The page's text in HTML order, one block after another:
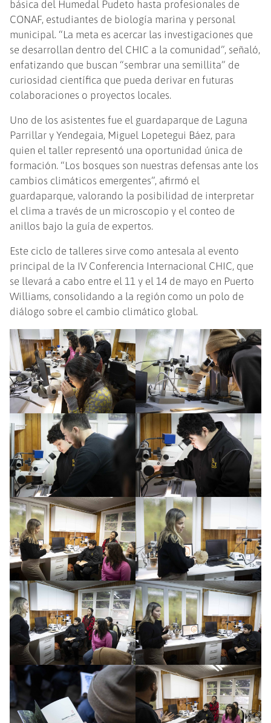
básica del Humedal Pudeto hasta profesionales de
CONAF, estudiantes de biología marina y personal
municipal. “La meta es acercar las investigaciones que
se desarrollan dentro del CHIC a la comunidad”, señaló,
enfatizando que buscan “sembrar una semillita” de
curiosidad científica que pueda derivar en futuras
colaboraciones o proyectos locales.
Uno de los asistentes fue el guardaparque de Laguna
Parrillar y Yendegaia, Miguel Lopetegui Báez, para
quien el taller representó una oportunidad única de
formación. “Los bosques son nuestras defensas ante los
cambios climáticos emergentes”, afirmó el
guardaparque, valorando la posibilidad de interpretar
el clima a través de un microscopio y el conteo de
anillos bajo la guía de expertos.
Este ciclo de talleres sirve como antesala al evento
principal de la IV Conferencia Internacional CHIC, que
se llevará a cabo entre el 11 y el 14 de mayo en Puerto
Williams, consolidando a la región como un polo de
diálogo sobre el cambio climático global.